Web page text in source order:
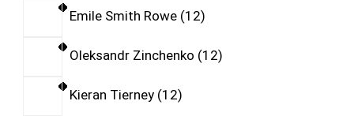
Emile Smith Rowe 12
Oleksandr Zinchenko 12
Kieran Tierney 12